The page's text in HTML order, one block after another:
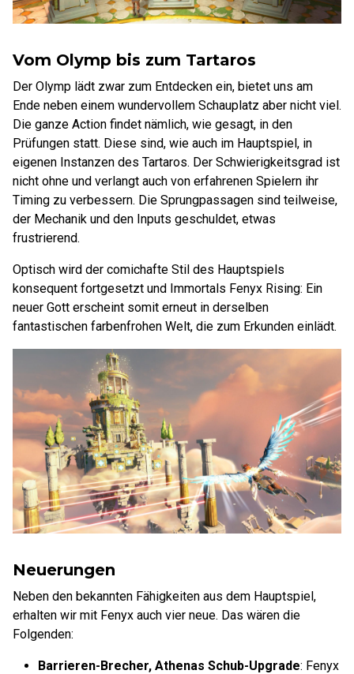
Vom Olymp bis zum Tartaros
Der Olymp lädt zwar zum Entdecken ein, bietet uns am
Ende neben einem wundervollem Schauplatz aber nicht viel.
Die ganze Action findet nämlich, wie gesagt, in den
Prüfungen statt. Diese sind, wie auch im Hauptspiel, in
eigenen Instanzen des Tartaros. Der Schwierigkeitsgrad ist
nicht ohne und verlangt auch von erfahrenen Spielern ihr
Timing zu verbessern. Die Sprungpassagen sind teilweise,
der Mechanik und den Inputs geschuldet, etwas
frustrierend.
Optisch wird der comichafte Stil des Hauptspiels
konsequent fortgesetzt und Immortals Fenyx Rising: Ein
neuer Gott erscheint somit erneut in derselben
fantastischen farbenfrohen Welt, die zum Erkunden einlädt.
Neuerungen
Neben den bekannten Fähigkeiten aus dem Hauptspiel,
erhalten wir mit Fenyx auch vier neue. Das wären die
Folgenden:
Barrieren-Brecher, Athenas Schub-Upgrade: Fenyx